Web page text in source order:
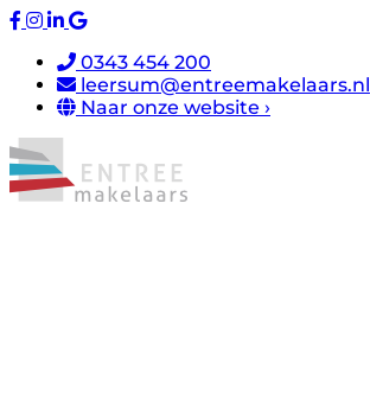
0343 454 200
leersum@entreemakelaars.nl
Naar onze website ›